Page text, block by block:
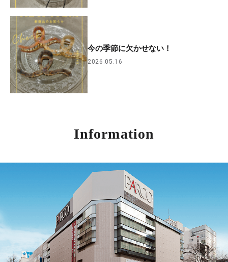
今の季節に欠かせない！
2026.05.16
Information